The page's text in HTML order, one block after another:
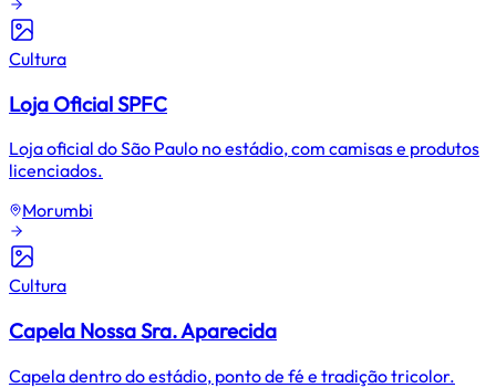
Cultura
Loja Oficial SPFC
Loja oficial do São Paulo no estádio, com camisas e produtos
licenciados.
Morumbi
Cultura
Capela Nossa Sra. Aparecida
Capela dentro do estádio, ponto de fé e tradição tricolor.